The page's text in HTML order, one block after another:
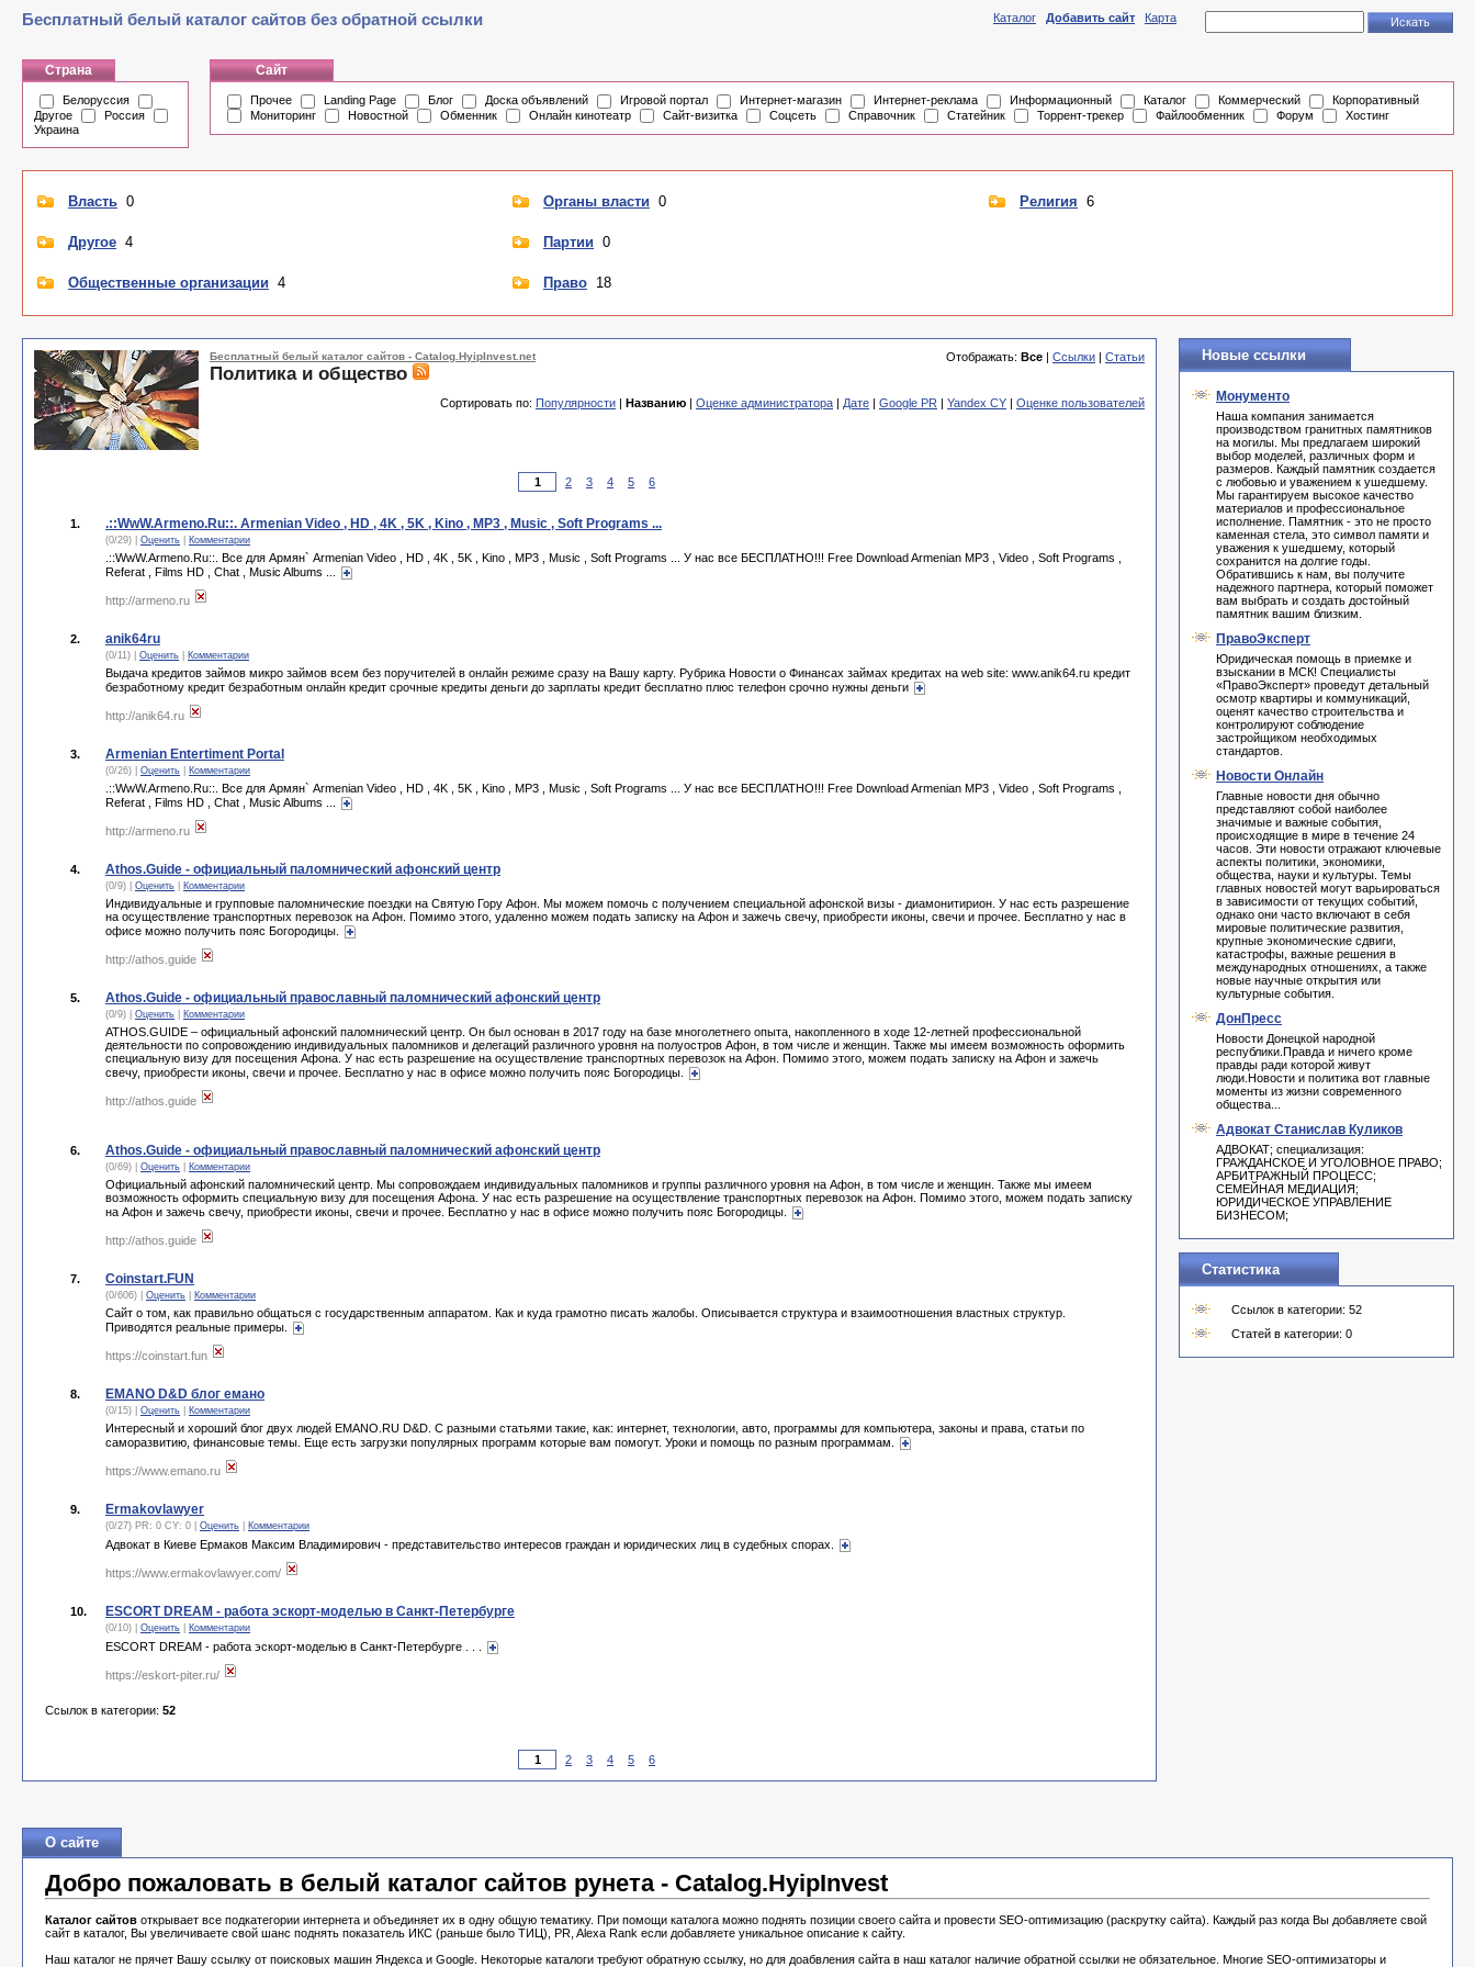
Бесплатный белый каталог сайтов без обратной ссылки Каталог Добавить сайт Карта
Страна
Белоруссия
Другое
Россия
Украина
Сайт
Прочее Landing Page Блог Доска объявлений Игровой портал Интернет-магазин Интернет-реклама Информационный Каталог Коммерческий
Корпоративный
Мониторинг
Новостной Обменник Онлайн кинотеатр Сайт-визитка Соцсеть Справочник Статейник Торрент-трекер Файлообменник Форум Хостинг
Власть 0
Другое 4
Общественные организации 4
Органы власти 0
Партии 0
Право 18
Религия 6
Бесплатный белый каталог сайтов - Catalog.HyipInvest.net Отображать: Все | Ссылки | Статьи
Политика и общество
Сортировать по: Популярности | Названию | Оценке администратора | Дате | Google PR | Yandex CY | Оценке пользователей
2 3 4 5 6
1. .::WwW.Armeno.Ru::. Armenian Video , HD , 4K , 5K , Kino , MP3 , Music , Soft Programs ...
(0/29) | Оценить Комментарии
.::WwW.Armeno.Ru::. Все для Армян` Armenian Video , HD , 4K , 5K , Kino , MP3 , Music , Soft Programs ... У нас все БЕСПЛАТНО!!! Free Download Armenian MP3 , Video , Soft Programs ,
Referat , Films HD , Chat , Music Albums ...
http://armeno.ru
2. anik64ru
(0/11) | Оценить Комментарии
Выдача кредитов займов микро займов всем без поручителей в онлайн режиме сразу на Вашу карту. Рубрика Новости о Финансах займах кредитах на web site: www.anik64.ru кредит
безработному кредит безработным онлайн кредит срочные кредиты деньги до зарплаты кредит бесплатно плюс телефон срочно нужны деньги
http://anik64.ru
3. Armenian Entertiment Portal
(0/26) | Оценить Комментарии
.::WwW.Armeno.Ru::. Все для Армян` Armenian Video , HD , 4K , 5K , Kino , MP3 , Music , Soft Programs ... У нас все БЕСПЛАТНО!!! Free Download Armenian MP3 , Video , Soft Programs ,
Referat , Films HD , Chat , Music Albums ...
http://armeno.ru
4. Athos.Guide - официальный паломнический афонский центр
(0/9) | Оценить Комментарии
Индивидуальные и групповые паломнические поездки на Святую Гору Афон. Мы можем помочь с получением специальной афонской визы - диамонитирион. У нас есть разрешение
на осуществление транспортных перевозок на Афон. Помимо этого, удаленно можем подать записку на Афон и зажечь свечу, приобрести иконы, свечи и прочее. Бесплатно у нас в
офисе можно получить пояс Богородицы.
http://athos.guide
5. Athos.Guide - официальный православный паломнический афонский центр
(0/9) | Оценить Комментарии
ATHOS.GUIDE – официальный афонский паломнический центр. Он был основан в 2017 году на базе многолетнего опыта, накопленного в ходе 12-летней профессиональной
деятельности по сопровождению индивидуальных паломников и делегаций различного уровня на полуостров Афон, в том числе и женщин. Также мы имеем возможность оформить
специальную визу для посещения Афона. У нас есть разрешение на осуществление транспортных перевозок на Афон. Помимо этого, можем подать записку на Афон и зажечь
свечу, приобрести иконы, свечи и прочее. Бесплатно у нас в офисе можно получить пояс Богородицы.
http://athos.guide
6. Athos.Guide - официальный православный паломнический афонский центр
(0/69) | Оценить Комментарии
Официальный афонский паломнический центр. Мы сопровождаем индивидуальных паломников и группы различного уровня на Афон, в том числе и женщин. Также мы имеем
возможность оформить специальную визу для посещения Афона. У нас есть разрешение на осуществление транспортных перевозок на Афон. Помимо этого, можем подать записку
на Афон и зажечь свечу, приобрести иконы, свечи и прочее. Бесплатно у нас в офисе можно получить пояс Богородицы.
http://athos.guide
7. Coinstart.FUN
(0/606) | Оценить Комментарии
Сайт о том, как правильно общаться с государственным аппаратом. Как и куда грамотно писать жалобы. Описывается структура и взаимоотношения властных структур.
Приводятся реальные примеры.
https://coinstart.fun
8. EMANO D&D блог емано
(0/15) | Оценить Комментарии
Интересный и хороший блог двух людей EMANO.RU D&D. С разными статьями такие, как: интернет, технологии, авто, программы для компьютера, законы и права, статьи по
саморазвитию, финансовые темы. Еще есть загрузки популярных программ которые вам помогут. Уроки и помощь по разным программам.
https://www.emano.ru
9. Ermakovlawyer
(0/27) PR: 0 CY: 0 | Оценить Комментарии
Адвокат в Киеве Ермаков Максим Владимирович - представительство интересов граждан и юридических лиц в судебных спорах.
https://www.ermakovlawyer.com/
10. ESCORT DREAM - работа эскорт-моделью в Санкт-Петербурге
(0/10) | Оценить Комментарии
ESCORT DREAM - работа эскорт-моделью в Санкт-Петербурге . . .
https://eskort-piter.ru/
Ссылок в категории: 52
2 3 4 5 6
Новые ссылки
Монументо
Наша компания занимается
производством гранитных памятников
на могилы. Мы предлагаем широкий
выбор моделей, различных форм и
размеров. Каждый памятник создается
с любовью и уважением к ушедшему.
Мы гарантируем высокое качество
материалов и профессиональное
исполнение. Памятник - это не просто
каменная стела, это символ памяти и
уважения к ушедшему, который
сохранится на долгие годы.
Обратившись к нам, вы получите
надежного партнера, который поможет
вам выбрать и создать достойный
памятник вашим близким.
ПравоЭксперт
Юридическая помощь в приемке и
взыскании в МСК! Специалисты
«ПравоЭксперт» проведут детальный
осмотр квартиры и коммуникаций,
оценят качество строительства и
контролируют соблюдение
застройщиком необходимых
стандартов.
Новости Онлайн
Главные новости дня обычно
представляют собой наиболее
значимые и важные события,
происходящие в мире в течение 24
часов. Эти новости отражают ключевые
аспекты политики, экономики,
общества, науки и культуры. Темы
главных новостей могут варьироваться
в зависимости от текущих событий,
однако они часто включают в себя
мировые политические развития,
крупные экономические сдвиги,
катастрофы, важные решения в
международных отношениях, а также
новые научные открытия или
культурные события.
ДонПресс
Новости Донецкой народной
республики.Правда и ничего кроме
правды ради которой живут
люди.Новости и политика вот главные
моменты из жизни современного
общества...
Адвокат Станислав Куликов
АДВОКАТ; специализация:
ГРАЖДАНСКОЕ И УГОЛОВНОЕ ПРАВО;
АРБИТРАЖНЫЙ ПРОЦЕСС;
СЕМЕЙНАЯ МЕДИАЦИЯ;
ЮРИДИЧЕСКОЕ УПРАВЛЕНИЕ
БИЗНЕСОМ;
Статистика
Ссылок в категории: 52
Статей в категории: 0
О сайте
Добро пожаловать в белый каталог сайтов рунета - Catalog.HyipInvest
Каталог сайтов открывает все подкатегории интернета и объединяет их в одну общую тематику. При помощи каталога можно поднять позиции своего сайта и провести SEO-оптимизацию (раскрутку сайта). Каждый раз когда Вы добавляете свой
сайт в каталог, Вы увеличиваете свой шанс поднять показатель ИКС (раньше было ТИЦ), PR, Alexa Rank если добавляете уникальное описание к сайту.
Наш каталог не прячет Вашу ссылку от поисковых машин Яндекса и Google. Некоторые каталоги требуют обратную ссылку, но для доабвления сайта в наш каталог наличие обратной ссылки не обязательное. Многие SEO-оптимизаторы и